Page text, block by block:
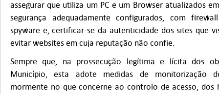
assegurar que utiliza um PC e um Browser atualizados
segurança adequadamente configurados, com
spyware e, certificar-se da autenticidade dos sites que
evitar websites em cuja reputação não confie.
Sempre que, na prossecução legítima e lícita dos
Município, esta adote medidas de monitorização
mormente no que concerne ao controlo de acesso, dos